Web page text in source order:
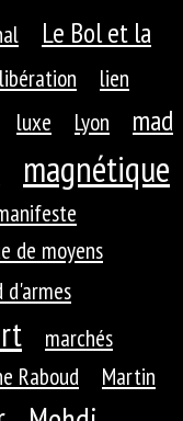
Le Bol et la
libération lien
luxe Lyon
mad
magnétique
de moyens
d'armes
marchés
Raboud
Martin